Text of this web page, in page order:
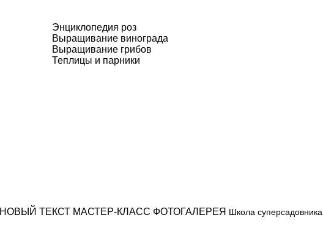
Энциклопедия роз
Выращивание винограда
Выращивание грибов
Теплицы и парники
НОВЫЙ ТЕКСТ МАСТЕР-КЛАСС ФОТОГАЛЕРЕЯ Школа суперсадовника